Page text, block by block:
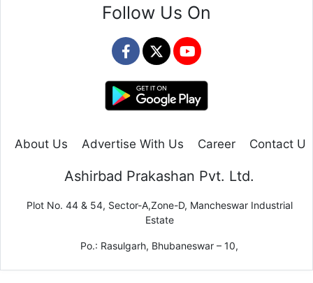
Follow Us On
About Us Advertise With Us Career Contact Us
Ashirbad Prakashan Pvt. Ltd.
Plot No. 44 & 54, Sector-A,Zone-D, Mancheswar Industrial
Estate
Po.: Rasulgarh, Bhubaneswar – 10,